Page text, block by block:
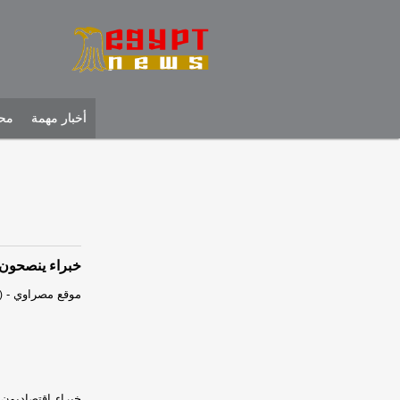
أخبار مهمة
خبراء
موقع مصراوي -